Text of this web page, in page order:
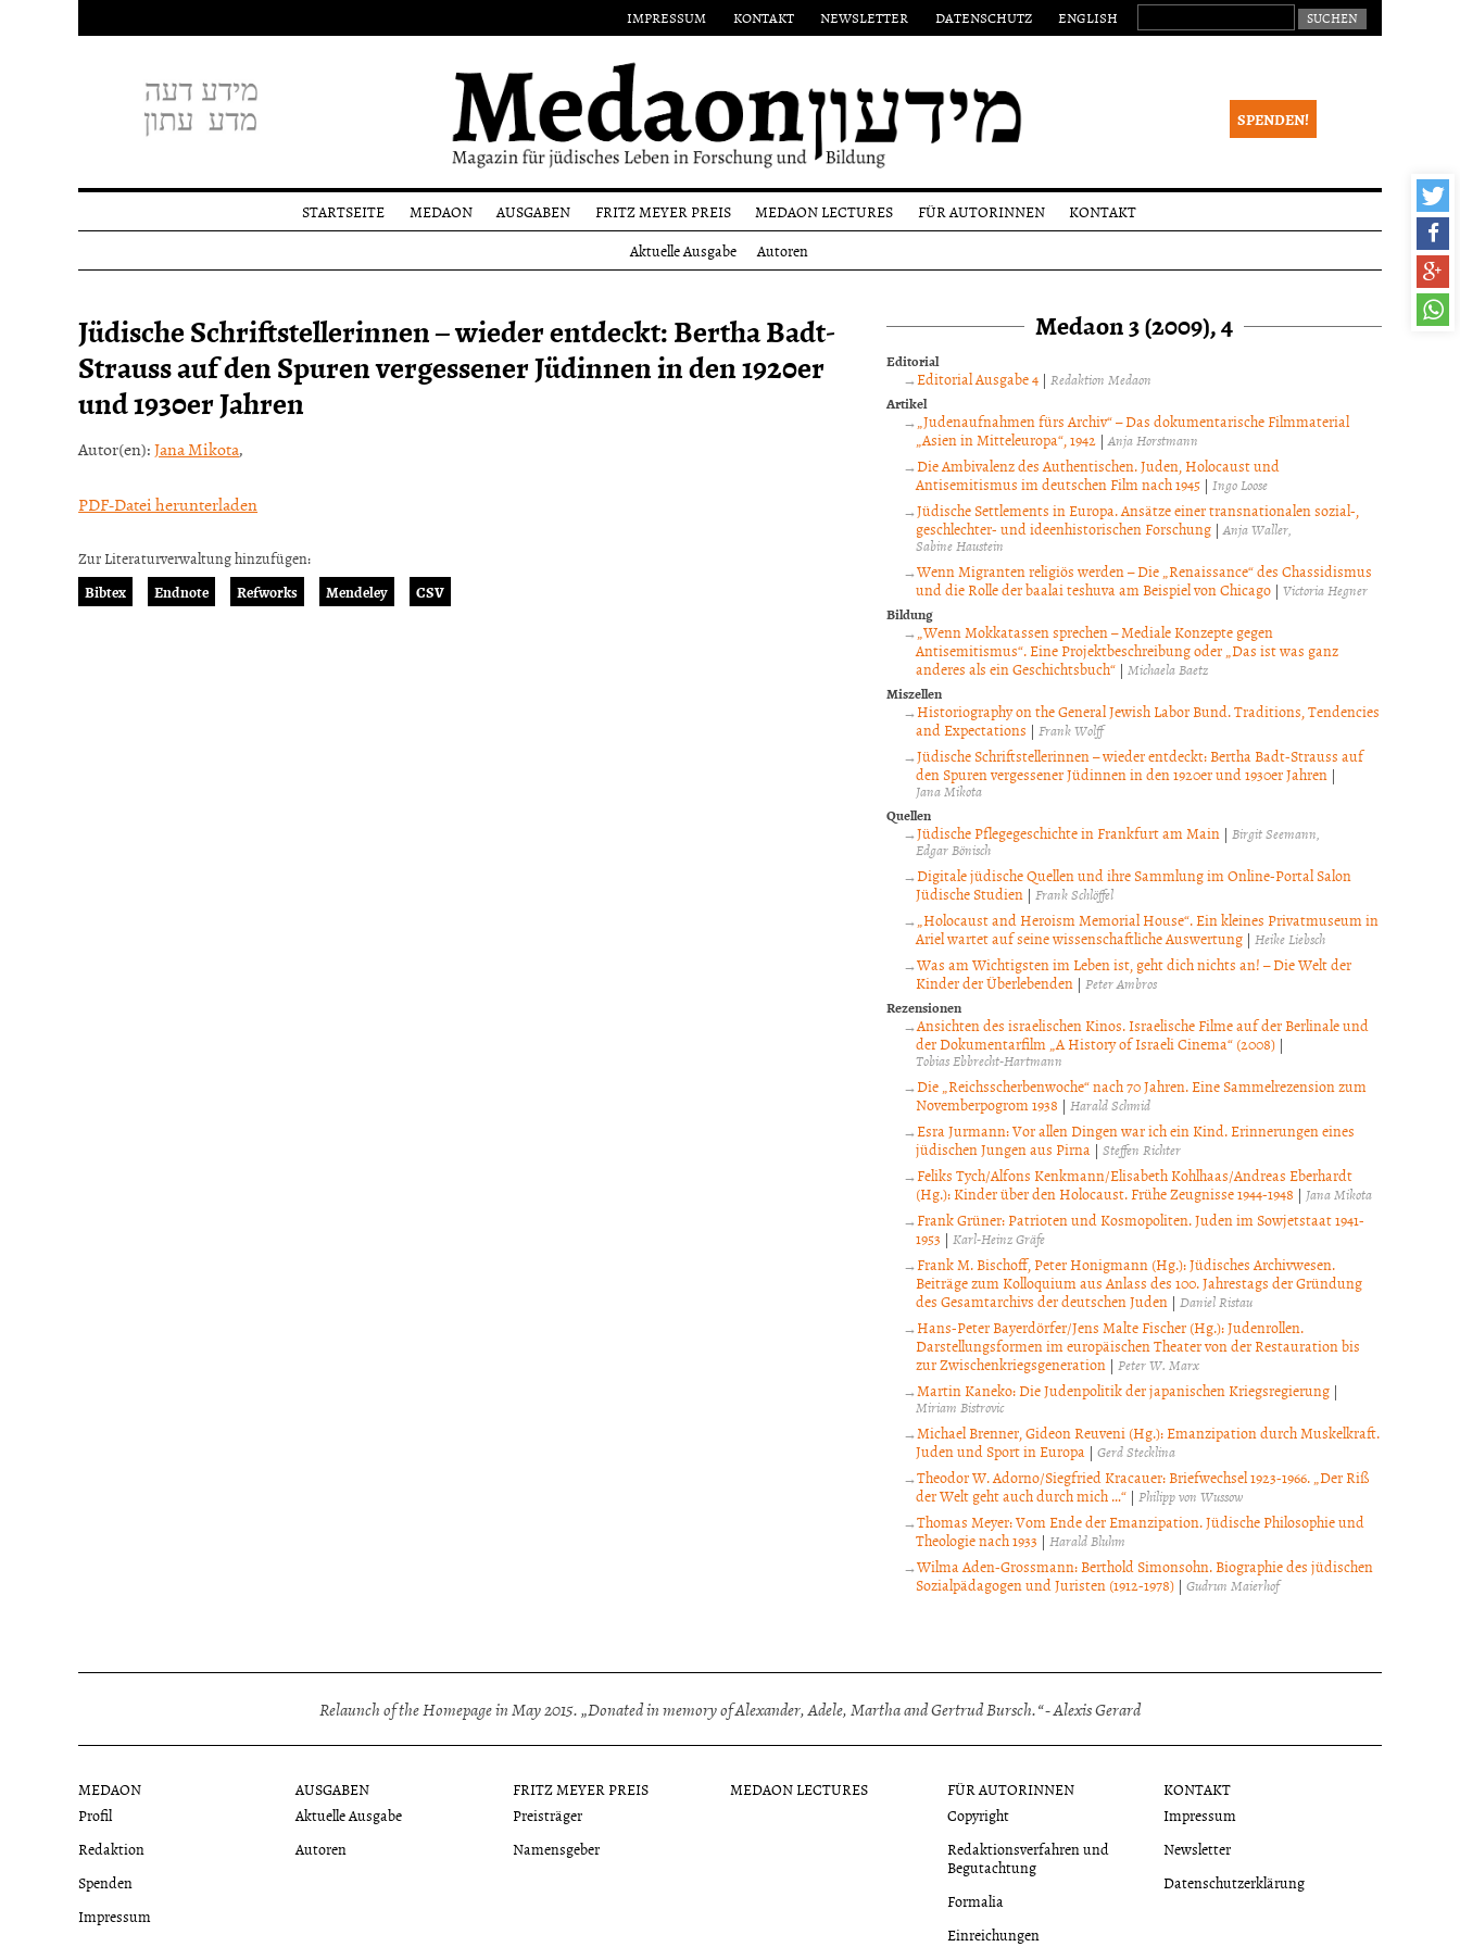
IMPRESSUM KONTAKT NEWSLETTER DATENSCHUTZ ENGLISH SUCHEN NACH:
SPENDEN!
STARTSEITE
MEDAON
Spenden
AUSGABEN
Ausgabe
Autoren
FRITZ MEYER PREIS
Namensgeber
MEDAON LECTURES
FÜR AUTORINNEN
Redaktionsverfahren
und Begutachtung
Copyright
KONTAKT
Aktuelle Ausgabe Autoren
Jüdische Schriftstellerinnen – wieder entdeckt: Bertha Badt-
Strauss auf den Spuren vergessener Jüdinnen in den 1920er
und 1930er Jahren
Autor(en):Jana Mikota,
PDF-Datei herunterladen
Zur Literaturverwaltung hinzufügen:
Bibtex
Endnote Refworks Mendeley CSV
Medaon 3 (2009), 4
Editorial
Editorial Ausgabe 4 |Redaktion Medaon
Artikel
„Judenaufnahmen fürs Archiv“ – Das dokumentarische Filmmaterial
„Asien in Mitteleuropa“, 1942|Anja Horstmann
Die Ambivalenz des Authentischen. Juden, Holocaust und
Antisemitismus im deutschen Film nach 1945| Ingo Loose
Jüdische Settlements in Europa. Ansätze einer transnationalen sozial-,
geschlechter- und ideenhistorischen Forschung|Anja Waller
Sabine Haustein
Wenn Migranten religiös werden – Die „Renaissance“ des Chassidismus
und die Rolle der baalai teshuva am Beispiel von Chicago| Victoria Hegner
Bildung
„Wenn Mokkatassen sprechen – Mediale Konzepte gegen
Antisemitismus“. Eine Projektbeschreibung oder „Das ist was ganz
anderes als ein Geschichtsbuch“| Michaela Baetz
Miszellen
Historiography on the General Jewish Labor Bund. Traditions, Tendencies
and Expectations | Frank Wolff
Jüdische Schriftstellerinnen – wieder entdeckt: Bertha Badt-Strauss auf
den Spuren vergessener Jüdinnen in den 1920er und 1930er Jahren|
Jana Mikota
Quellen
Jüdische Pflegegeschichte in Frankfurt am Main |Birgit Seemann
Edgar Bönisch
Digitale jüdische Quellen und ihre Sammlung im Online-Portal Salon
Jüdische Studien| Frank Schlöffel
„Holocaust and Heroism Memorial House“. Ein kleines Privatmuseum in
Ariel wartet auf seine wissenschaftliche Auswertung| Heike Liebsch
Was am Wichtigsten im Leben ist, geht dich nichts an! – Die Welt der
Kinder der Überlebenden| Peter Ambros
Rezensionen
Ansichten des israelischen Kinos. Israelische Filme auf der Berlinale und
der Dokumentarfilm „A History of Israeli Cinema“ (2008)|
Tobias Ebbrecht-Hartmann
Die „Reichsscherbenwoche“ nach 70 Jahren. Eine Sammelrezension zum
Novemberpogrom 1938 | Harald Schmid
Esra Jurmann: Vor allen Dingen war ich ein Kind. Erinnerungen eines
jüdischen Jungen aus Pirna| Steffen Richter
Feliks Tych/Alfons Kenkmann/Elisabeth Kohlhaas/Andreas Eberhardt
(Hg.): Kinder über den Holocaust. Frühe Zeugnisse 1944-1948 | Jana Mikota
Frank Grüner: Patrioten und Kosmopoliten. Juden im Sowjetstaat 1941-
1953 | Karl-Heinz Gräfe
Frank M. Bischoff, Peter Honigmann (Hg.): Jüdisches Archivwesen.
Beiträge zum Kolloquium aus Anlass des 100. Jahrestags der Gründung
des Gesamtarchivs der deutschen Juden| Daniel Ristau
Hans-Peter Bayerdörfer/Jens Malte Fischer (Hg.): Judenrollen.
Darstellungsformen im europäischen Theater von der Restauration bis
zur Zwischenkriegsgeneration| Peter W. Marx
Martin Kaneko: Die Judenpolitik der japanischen Kriegsregierung |
Miriam Bistrovic
Michael Brenner, Gideon Reuveni (Hg.): Emanzipation durch Muskelkraft.
Juden und Sport in Europa| Gerd Stecklina
Theodor W. Adorno/Siegfried Kracauer: Briefwechsel 1923-1966. „Der Riß
der Welt geht auch durch mich …“| Philipp von Wussow
Thomas Meyer: Vom Ende der Emanzipation. Jüdische Philosophie und
Theologie nach 1933 | Harald Bluhm
Wilma Aden-Grossmann: Berthold Simonsohn. Biographie des jüdischen
Sozialpädagogen und Juristen (1912-1978)| Gudrun Maierhof
Relaunch of the Homepage in May 2015. „Donated in memory of Alexander, Adele, Martha and Gertrud Bursch.“ - Alexis Gerard
MEDAON
Profil
Redaktion
Spenden
Impressum
AUSGABEN
Aktuelle Ausgabe
Autoren
FRITZ MEYER PREIS
Preisträger
Namensgeber
MEDAON LECTURES
FÜR AUTORINNEN
Copyright
Redaktionsverfahren und
Begutachtung
Formalia
Einreichungen
KONTAKT
Impressum
Newsletter
Datenschutzerklärung